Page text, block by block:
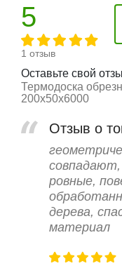
5
1 отзыв
Оставьте свой
Термодоска
200x50x6000
Отзыв о
совпадают,
ровные,
дерева,
материал